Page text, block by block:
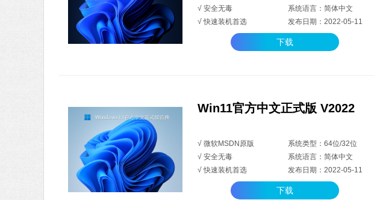
√ 安全无毒
系统语言：简体中文
√ 快速装机首选
发布日期：2022-05-11
下载
Win11官方中文正式版 V2022
√ 微软MSDN原版
系统类型：64位/32位
√ 安全无毒
系统语言：简体中文
√ 快速装机首选
发布日期：2022-05-11
下载